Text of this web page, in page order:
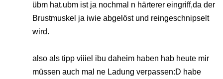
übm hat.ubm ist ja nochmal n härterer eingriff,da der
Brustmuskel ja iwie abgelöst und reingeschnipselt
wird.
also als tipp viiiel ibu daheim haben hab heute mir
müssen auch mal ne Ladung verpassen:D habe